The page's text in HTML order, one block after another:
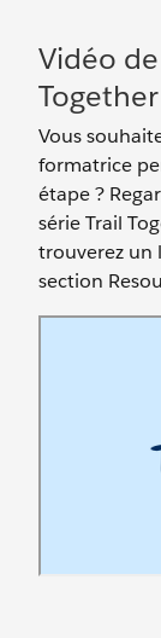
Vidéo
Together
Vous
formatrice
étape ?
série Trail
trouverez un
section